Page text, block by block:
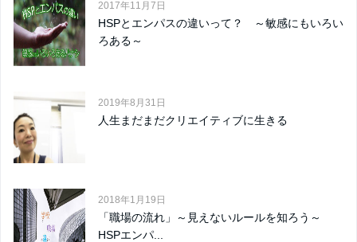
2017年11月7日
HSPとエンパスの違いって？ ～敏感にもいろい
ろある～
2019年8月31日
人生まだまだクリエイティブに生きる
2018年1月19日
「職場の流れ」～見えないルールを知ろう～
HSPエンパ...